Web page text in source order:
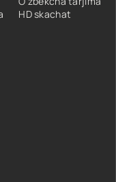
HD skachat